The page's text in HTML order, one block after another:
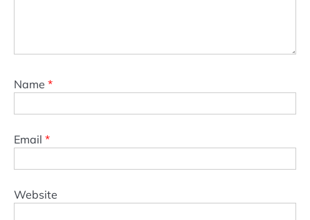
Name *
Email *
Website